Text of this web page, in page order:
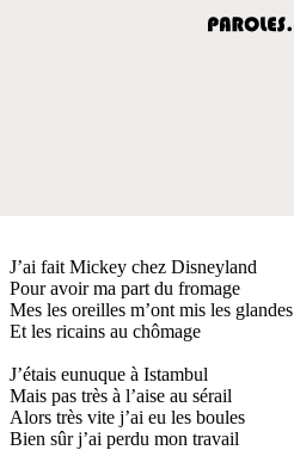
J’ai fait Mickey chez Disneyland
Pour avoir ma part du fromage
Mes les oreilles m’ont mis les glandes
Et les ricains au chômage
J’étais eunuque à Istambul
Mais pas très à l’aise au sérail
Alors très vite j’ai eu les boules
Bien sûr j’ai perdu mon travail